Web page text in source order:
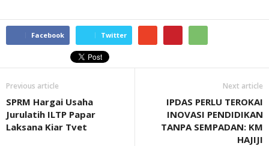
Facebook Twitter
Previous article
SPRM Hargai Usaha
Jurulatih ILTP Papar
Laksana Kiar Tvet
Next article
IPDAS PERLU TEROKAI
INOVASI PENDIDIKAN
TANPA SEMPADAN: KM
HAJIJI